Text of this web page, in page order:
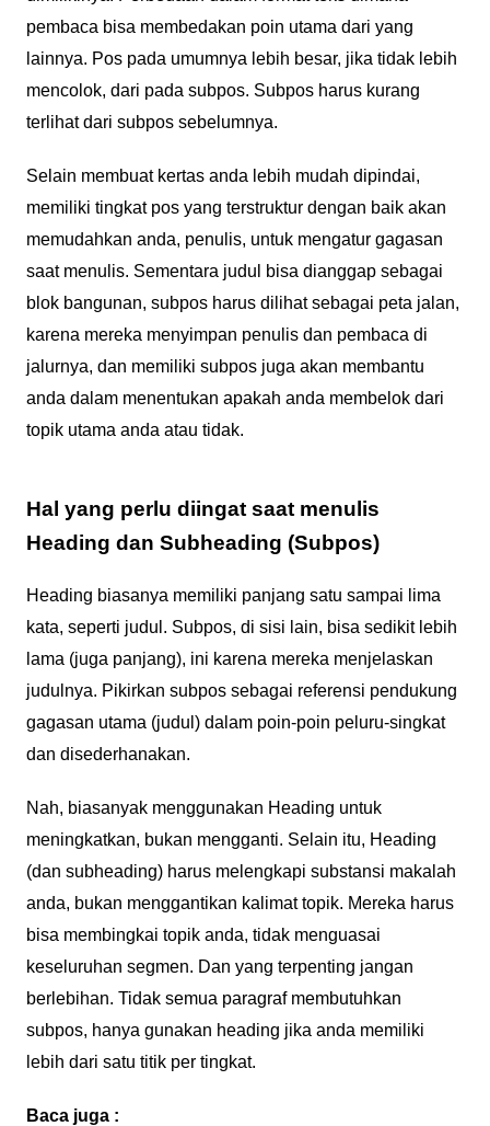
pembaca bisa membedakan poin utama dari yang
lainnya. Pos pada umumnya lebih besar, jika tidak lebih
mencolok, dari pada subpos. Subpos harus kurang
terlihat dari subpos sebelumnya.
Selain membuat kertas anda lebih mudah dipindai,
memiliki tingkat pos yang terstruktur dengan baik akan
memudahkan anda, penulis, untuk mengatur gagasan
saat menulis. Sementara judul bisa dianggap sebagai
blok bangunan, subpos harus dilihat sebagai peta jalan,
karena mereka menyimpan penulis dan pembaca di
jalurnya, dan memiliki subpos juga akan membantu
anda dalam menentukan apakah anda membelok dari
topik utama anda atau tidak.
Hal yang perlu diingat saat menulis
Heading dan Subheading (Subpos)
Heading biasanya memiliki panjang satu sampai lima
kata, seperti judul. Subpos, di sisi lain, bisa sedikit lebih
lama (juga panjang), ini karena mereka menjelaskan
judulnya. Pikirkan subpos sebagai referensi pendukung
gagasan utama (judul) dalam poin-poin peluru-singkat
dan disederhanakan.
Nah, biasanyak menggunakan Heading untuk
meningkatkan, bukan mengganti. Selain itu, Heading
(dan subheading) harus melengkapi substansi makalah
anda, bukan menggantikan kalimat topik. Mereka harus
bisa membingkai topik anda, tidak menguasai
keseluruhan segmen. Dan yang terpenting jangan
berlebihan. Tidak semua paragraf membutuhkan
subpos, hanya gunakan heading jika anda memiliki
lebih dari satu titik per tingkat.
Baca juga :